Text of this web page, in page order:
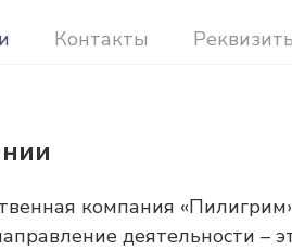
Контакты
компания
деятельности –